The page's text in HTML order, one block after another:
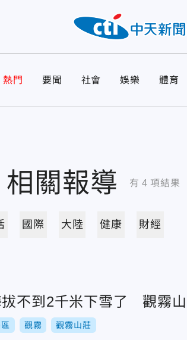
熱門 要聞 社會 娛樂 體育
相關報導 有 4 項結果
國際 大陸 健康 財經
不到2千米下雪了 觀霧
觀霧 觀霧山莊